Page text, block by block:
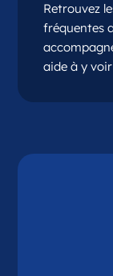
Retrouvez
fréquentes
aide à y